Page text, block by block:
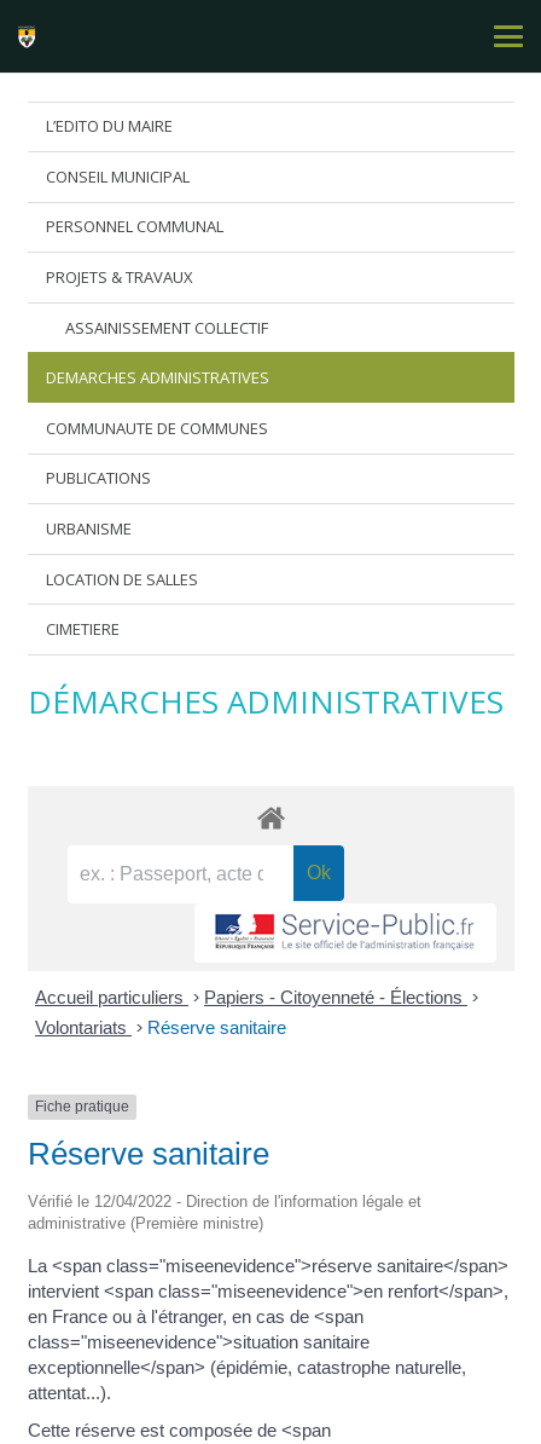
L’EDITO DU MAIRE
CONSEIL MUNICIPAL
PERSONNEL COMMUNAL
PROJETS & TRAVAUX
ASSAINISSEMENT COLLECTIF
DEMARCHES ADMINISTRATIVES
COMMUNAUTE DE COMMUNES
PUBLICATIONS
URBANISME
LOCATION DE SALLES
CIMETIERE
DÉMARCHES ADMINISTRATIVES
Accueil particuliers > Papiers - Citoyenneté - Élections >
Volontariats > Réserve sanitaire
Fiche pratique
Réserve sanitaire
Vérifié le 12/04/2022 - Direction de l'information légale et
administrative (Première ministre)
La <span class="miseenevidence">réserve sanitaire</span>
intervient <span class="miseenevidence">en renfort</span>,
en France ou à l'étranger, en cas de <span
class="miseenevidence">situation sanitaire
exceptionnelle</span> (épidémie, catastrophe naturelle,
attentat...).
Cette réserve est composée de <span